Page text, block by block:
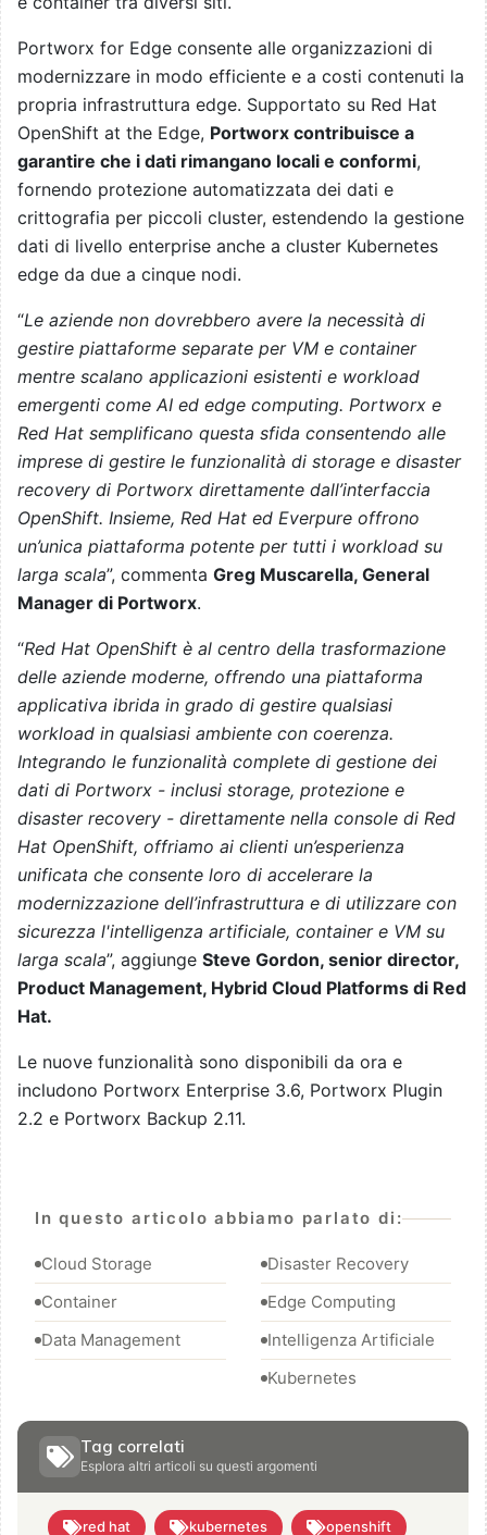
Portworx for Edge consente alle organizzazioni di
modernizzare in modo efficiente e a costi contenuti la
propria infrastruttura edge. Supportato su Red Hat
OpenShift at the Edge, Portworx contribuisce a
garantire che i dati rimangano locali e conformi,
fornendo protezione automatizzata dei dati e
crittografia per piccoli cluster, estendendo la gestione
dati di livello enterprise anche a cluster Kubernetes
edge da due a cinque nodi.
“Le aziende non dovrebbero avere la necessità di
gestire piattaforme separate per VM e container
mentre scalano applicazioni esistenti e workload
emergenti come AI ed edge computing. Portworx e
Red Hat semplificano questa sfida consentendo alle
imprese di gestire le funzionalità di storage e disaster
recovery di Portworx direttamente dall’interfaccia
OpenShift. Insieme, Red Hat ed Everpure offrono
un’unica piattaforma potente per tutti i workload su
larga scala”, commenta Greg Muscarella, General
Manager di Portworx.
“Red Hat OpenShift è al centro della trasformazione
delle aziende moderne, offrendo una piattaforma
applicativa ibrida in grado di gestire qualsiasi
workload in qualsiasi ambiente con coerenza.
Integrando le funzionalità complete di gestione dei
dati di Portworx - inclusi storage, protezione e
disaster recovery - direttamente nella console di Red
Hat OpenShift, offriamo ai clienti un’esperienza
unificata che consente loro di accelerare la
modernizzazione dell’infrastruttura e di utilizzare con
sicurezza l'intelligenza artificiale, container e VM su
larga scala”, aggiunge Steve Gordon, senior director,
Product Management, Hybrid Cloud Platforms di Red
Hat.
Le nuove funzionalità sono disponibili da ora e
includono Portworx Enterprise 3.6, Portworx Plugin
2.2 e Portworx Backup 2.11.
In questo articolo abbiamo parlato di:
Cloud Storage
Container
Data Management
Disaster Recovery
Edge Computing
Intelligenza Artificiale
Kubernetes
Tag correlati
Esplora altri articoli su questi argomenti
red hat kubernetes openshift